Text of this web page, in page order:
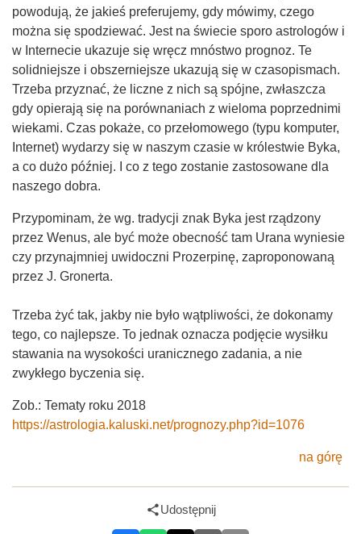
powodują, że jakieś preferujemy, gdy mówimy, czego
można się spodziewać. Jest na świecie sporo astrologów i
w Internecie ukazuje się wręcz mnóstwo prognoz. Te
solidniejsze i obszerniejsze ukazują się w czasopismach.
Trzeba przyznać, że liczne z nich są spójne, zwłaszcza
gdy opierają się na porównaniach z wieloma poprzednimi
wiekami. Czas pokaże, co przełomowego (typu komputer,
Internet) wydarzy się w naszym czasie w królestwie Byka,
a co dużo później. I co z tego zostanie zastosowane dla
naszego dobra.
Przypominam, że wg. tradycji znak Byka jest rządzony
przez Wenus, ale być może obecność tam Urana wyniesie
czy przynajmniej uwidoczni Prozerpinę, zaproponowaną
przez J. Gronerta.
Trzeba żyć tak, jakby nie było wątpliwości, że dokonamy
tego, co najlepsze. To jednak oznacza podjęcie wysiłku
stawania na wysokości uranicznego zadania, a nie
zwykłego byczenia się.
Zob.: Tematy roku 2018
https://astrologia.kaluski.net/prognozy.php?id=1076
na górę
Udostępnij